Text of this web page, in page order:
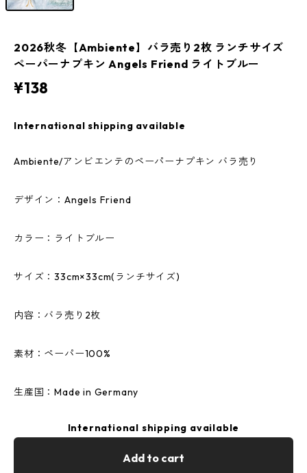
2026秋冬【Ambiente】バラ売り2枚 ランチサイズ
ペーパーナプキン Angels Friend ライトブルー
¥138
International shipping available
Ambiente/アンビエンテのペーパーナプキン バラ売り
デザイン：Angels Friend
カラー：ライトブルー
サイズ：33cm×33cm(ランチサイズ)
内容：バラ売り2枚
素材：ペーパー100%
生産国：Made in Germany
International shipping available
Add to cart